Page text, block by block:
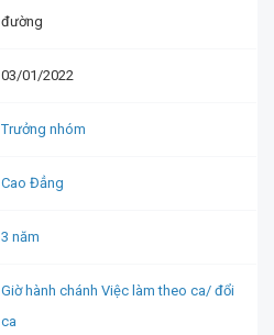
đường
03/01/2022
Trưởng nhóm
Cao Đẳng
3 năm
Giờ hành chánh Việc làm theo ca/ đổi
ca